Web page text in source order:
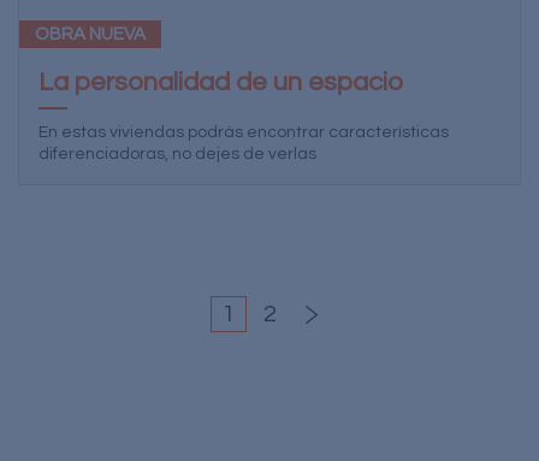
OBRA NUEVA
La personalidad de un espacio
En estas viviendas podrás encontrar características
diferenciadoras, no dejes de verlas
1 2